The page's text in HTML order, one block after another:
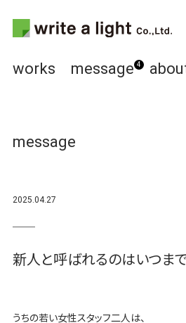
works message 4
message
2025.04.27
新人と呼ばれるのはいつまで
うちの若い女性スタッフ二人は、